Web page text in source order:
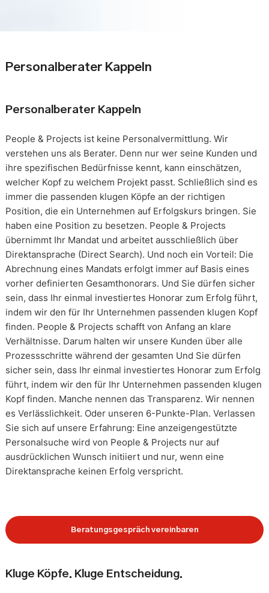
Personalberater Kappeln
Personalberater Kappeln
People & Projects ist keine Personalvermittlung. Wir
verstehen uns als Berater. Denn nur wer seine Kunden und
ihre spezifischen Bedürfnisse kennt, kann einschätzen,
welcher Kopf zu welchem Projekt passt. Schließlich sind es
immer die passenden klugen Köpfe an der richtigen
Position, die ein Unternehmen auf Erfolgskurs bringen. Sie
haben eine Position zu besetzen. People & Projects
übernimmt Ihr Mandat und arbeitet ausschließlich über
Direktansprache (Direct Search). Und noch ein Vorteil: Die
Abrechnung eines Mandats erfolgt immer auf Basis eines
vorher definierten Gesamthonorars. Und Sie dürfen sicher
sein, dass Ihr einmal investiertes Honorar zum Erfolg führt,
indem wir den für Ihr Unternehmen passenden klugen Kopf
finden. People & Projects schafft von Anfang an klare
Verhältnisse. Darum halten wir unsere Kunden über alle
Prozessschritte während der gesamten Und Sie dürfen
sicher sein, dass Ihr einmal investiertes Honorar zum Erfolg
führt, indem wir den für Ihr Unternehmen passenden klugen
Kopf finden. Manche nennen das Transparenz. Wir nennen
es Verlässlichkeit. Oder unseren 6-Punkte-Plan. Verlassen
Sie sich auf unsere Erfahrung: Eine anzeigengestützte
Personalsuche wird von People & Projects nur auf
ausdrücklichen Wunsch initiiert und nur, wenn eine
Direktansprache keinen Erfolg verspricht.
Beratungsgespräch vereinbaren
Kluge Köpfe. Kluge Entscheidung.